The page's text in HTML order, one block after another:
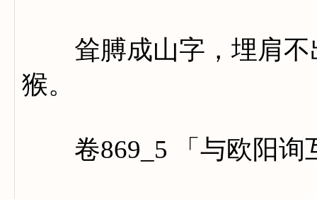
耸膊成山字，埋肩不
猴。
卷869_5 「与欧阳询